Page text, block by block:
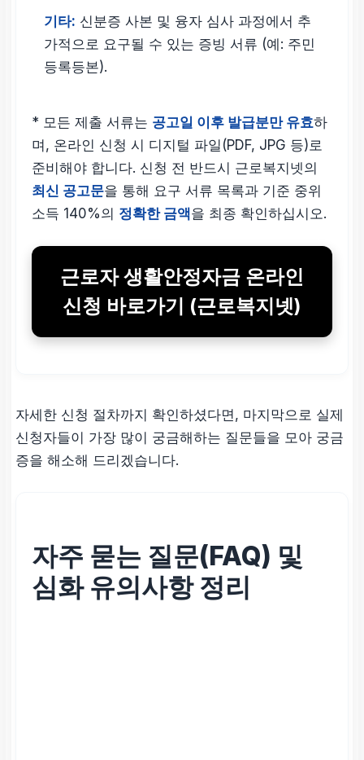
기타: 신분증 사본 및 융자 심사 과정에서 추
가적으로 요구될 수 있는 증빙 서류 (예: 주민
등록등본).
* 모든 제출 서류는 공고일 이후 발급분만 유효하
며, 온라인 신청 시 디지털 파일(PDF, JPG 등)로
준비해야 합니다. 신청 전 반드시 근로복지넷의
최신 공고문을 통해 요구 서류 목록과 기준 중위
소득 140%의 정확한 금액을 최종 확인하십시오.
근로자 생활안정자금 온라인
신청 바로가기 (근로복지넷)
자세한 신청 절차까지 확인하셨다면, 마지막으로 실제
신청자들이 가장 많이 궁금해하는 질문들을 모아 궁금
증을 해소해 드리겠습니다.
자주 묻는 질문(FAQ) 및
심화 유의사항 정리